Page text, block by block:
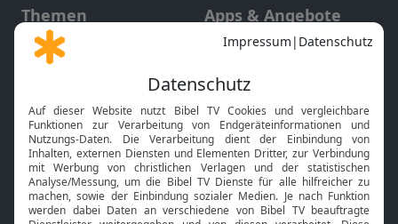
Themen
Gott und Bibel erklärt
Neuigkeiten
Apps & Angebote
Mobile App
Smart TV
HbbTV
Bibelthek Online-Bibel
Nächster Gottesdienst